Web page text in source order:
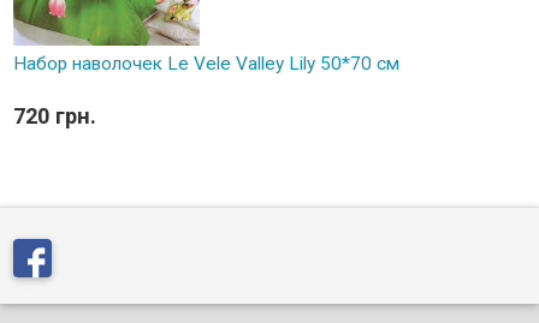
Набор наволочек Le Vele Valley Lily 50*70 см
720 грн.